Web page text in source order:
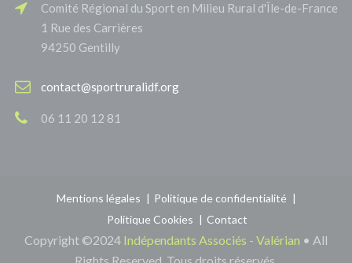
Comité Régional du Sport en Milieu Rural d'Île-de-France
1 Rue des Carrières
94250 Gentilly
contact@sportruralidf.org
06 11 20 12 81
Mentions légales
Politique de confidentialité
Politique Cookies
Contact
Copyright ©2024 Indépendants Associés - Valérian • All